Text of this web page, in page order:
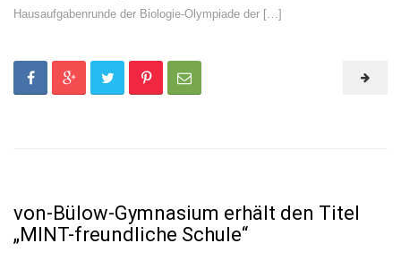
Hausaufgabenrunde der Biologie-Olympiade der […]
von-Bülow-Gymnasium erhält den Titel
„MINT-freundliche Schule“